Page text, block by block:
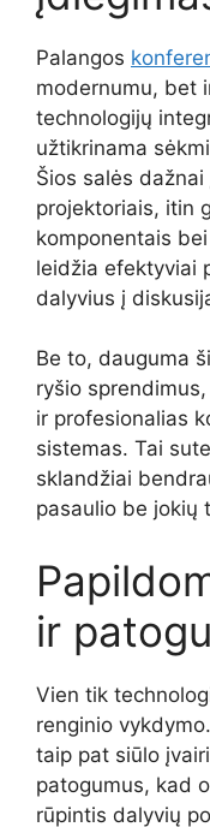
Palangos
modernumu, bet
technologijų
užtikrinama
Šios salės
projektoriais, itin
komponentais
leidžia efektyviai
dalyvius į
Be to, dauguma
ryšio
ir profesionalias
sistemas. Tai
sklandžiai
pasaulio be jokių
ir
Vien tik
renginio
taip pat siūlo
patogumus, kad
rūpintis dalyvių